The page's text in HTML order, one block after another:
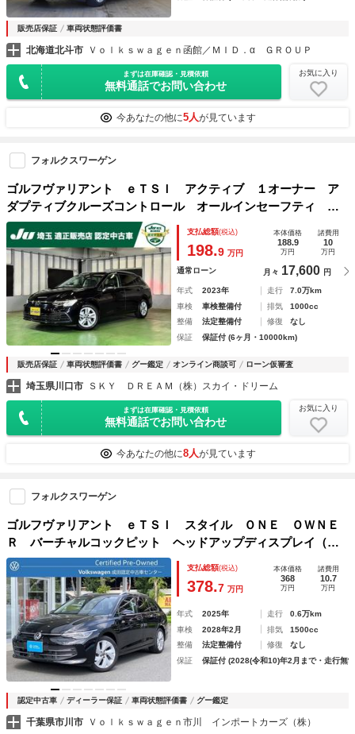
販売店保証 車両状態評価書
北海道北斗市 Ｖｏｌｋｓｗａｇｅｎ函館／ＭＩＤ．α ＧＲＯＵＰ
まずは在庫確認・見積依頼
無料通話でお問い合わせ
お気に入り
今あなたの他に5人が見ています
フォルクスワーゲン
ゴルフヴァリアント ｅＴＳＩ アクティブ １オーナー ア
ダプティブクルーズコントロール オールインセーフティ Ｌ
ＥＤヘッドライト Ａｐｐｌｅカープレイ Ａｎｄｒｏｉｄオ
ート バックカメラ ワイヤレス充電 ＥＴＣ 液晶メータ
ー ６か月保証付き
支払総額(税込)
198.9 万円
本体価格
188.9
万円
諸費用
10
万円
通常ローン 月々 17,600 円
年式 2023年 走行
7.0万km
車検
車検整備付 排気
1000cc
整備
法定整備付 修復
なし
保証
保証付 (6ヶ月・10000km)
販売店保証 車両状態評価書 グー鑑定 オンライン商談可 ローン仮審査
埼玉県川口市 ＳＫＹ ＤＲＥＡＭ（株）スカイ・ドリーム
まずは在庫確認・見積依頼
無料通話でお問い合わせ
お気に入り
今あなたの他に8人が見ています
フォルクスワーゲン
ゴルフヴァリアント ｅＴＳＩ スタイル ＯＮＥ ＯＷＮＥ
Ｒ バーチャルコックピット ヘッドアップディスプレイ（Ｈ
ＵＤ） マトリックスＬＥＤヘッドライト 電動テールゲー
ト ナビゲーションシステム パークディスタンスコントロー
ル 車線逸脱警報
支払総額(税込)
378.7 万円
本体価格
368
万円
諸費用
10.7
万円
年式 2025年 走行
0.6万km
車検
2028年2月 排気
1500cc
整備
法定整備付 修復
なし
保証
保証付 (2028(令和10)年2月まで・走行無
認定中古車 ディーラー保証 車両状態評価書 グー鑑定
千葉県市川市 Ｖｏｌｋｓｗａｇｅｎ市川 インポートカーズ（株）